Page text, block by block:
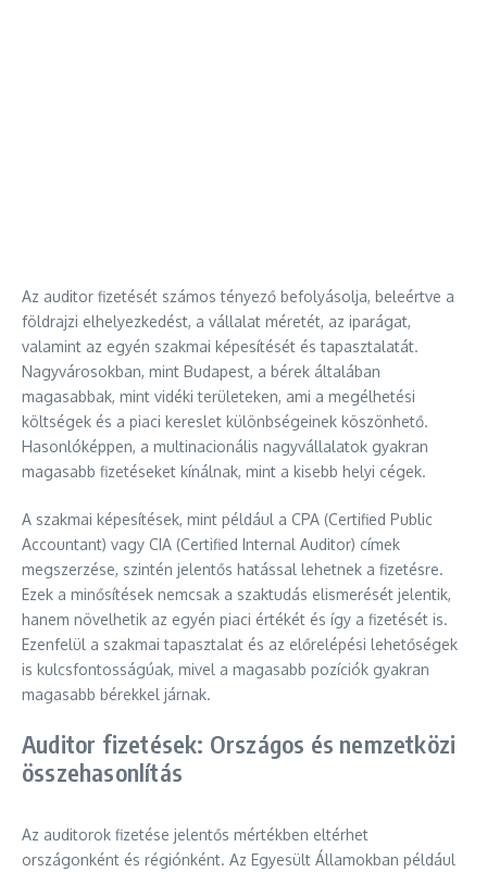
Az auditor fizetését számos tényező befolyásolja, beleértve a
földrajzi elhelyezkedést, a vállalat méretét, az iparágat,
valamint az egyén szakmai képesítését és tapasztalatát.
Nagyvárosokban, mint Budapest, a bérek általában
magasabbak, mint vidéki területeken, ami a megélhetési
költségek és a piaci kereslet különbségeinek köszönhető.
Hasonlóképpen, a multinacionális nagyvállalatok gyakran
magasabb fizetéseket kínálnak, mint a kisebb helyi cégek.
A szakmai képesítések, mint például a CPA (Certified Public
Accountant) vagy CIA (Certified Internal Auditor) címek
megszerzése, szintén jelentős hatással lehetnek a fizetésre.
Ezek a minősítések nemcsak a szaktudás elismerését jelentik,
hanem növelhetik az egyén piaci értékét és így a fizetését is.
Ezenfelül a szakmai tapasztalat és az előrelépési lehetőségek
is kulcsfontosságúak, mivel a magasabb pozíciók gyakran
magasabb bérekkel járnak.
Auditor fizetések: Országos és nemzetközi
összehasonlítás
Az auditorok fizetése jelentős mértékben eltérhet
országonként és régiónként. Az Egyesült Államokban például